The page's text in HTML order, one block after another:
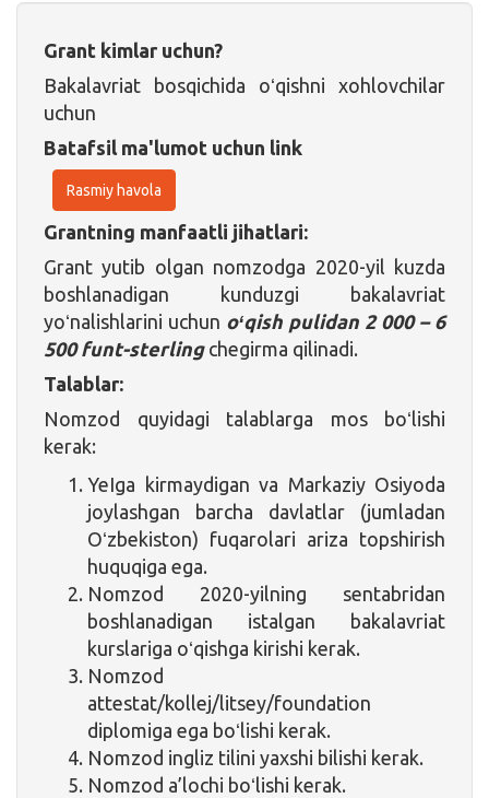
Grant kimlar uchun?
Bakalavriat bosqichida oʻqishni xohlovchilar
uchun
Batafsil ma'lumot uchun link
Rasmiy havola
Grantning manfaatli jihatlari:
Grant yutib olgan nomzodga 2020-yil kuzda
boshlanadigan kunduzgi bakalavriat
yoʻnalishlarini uchun oʻqish pulidan 2 000 – 6
500 funt-sterling chegirma qilinadi.
Talablar:
Nomzod quyidagi talablarga mos boʻlishi
kerak:
YeIga kirmaydigan va Markaziy Osiyoda
joylashgan barcha davlatlar (jumladan
Oʻzbekiston) fuqarolari ariza topshirish
huquqiga ega.
Nomzod 2020-yilning sentabridan
boshlanadigan istalgan bakalavriat
kurslariga oʻqishga kirishi kerak.
Nomzod
attestat/kollej/litsey/foundation
diplomiga ega boʻlishi kerak.
Nomzod ingliz tilini yaxshi bilishi kerak.
Nomzod a’lochi boʻlishi kerak.